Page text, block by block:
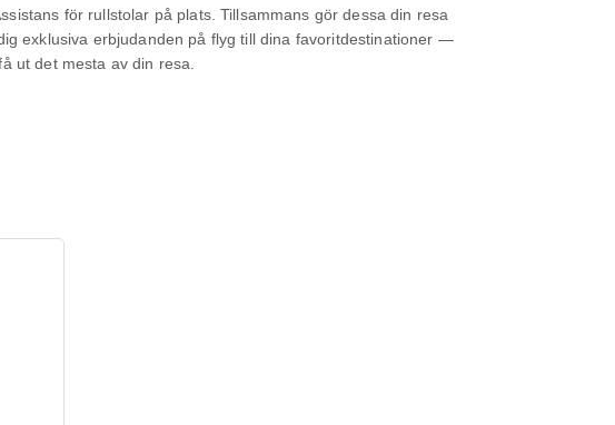
för rullstolar på plats. Tillsammans gör dessa din resa
exklusiva erbjudanden på flyg till dina favoritdestinationer —
ut det mesta av din resa.